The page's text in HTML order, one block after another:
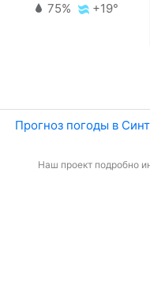
75% +19°
Прогноз погоды в
Наш проект подробно